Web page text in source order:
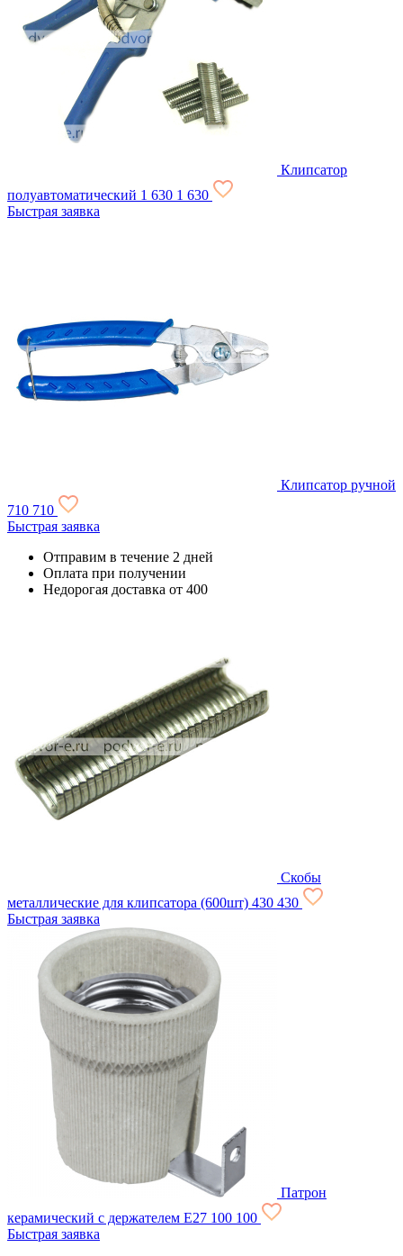
Клипсатор
полуавтоматический 1 630 1 630
Быстрая заявка
Клипсатор ручной
710 710
Быстрая заявка
Отправим в течение 2 дней
Оплата при получении
Недорогая доставка от 400
Скобы
металлические для клипсатора (600шт) 430 430
Быстрая заявка
Патрон
керамический с держателем Е27 100 100
Быстрая заявка